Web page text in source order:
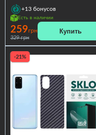
+13 бонусов
Есть в наличии
259грн
329 грн
Купить
-21%